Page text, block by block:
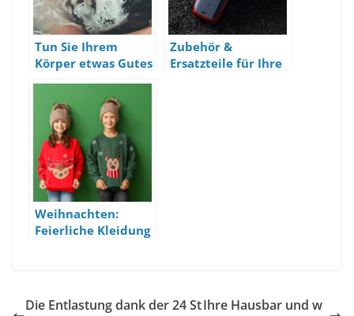
Tun Sie Ihrem
Körper etwas Gutes
und entspannen
Zubehör &
Ersatzteile für Ihre
Weihnachten:
Feierliche Kleidung
Die Entlastung dank der 24 StIhre Hausbar und w